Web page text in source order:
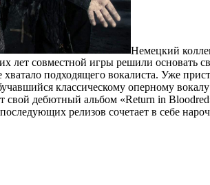
Немецкий
лет совместной игры решили
подходящего вокалиста. Уже
классическому оперному
свой дебютный альбом «Return in
релизов сочетает в себе